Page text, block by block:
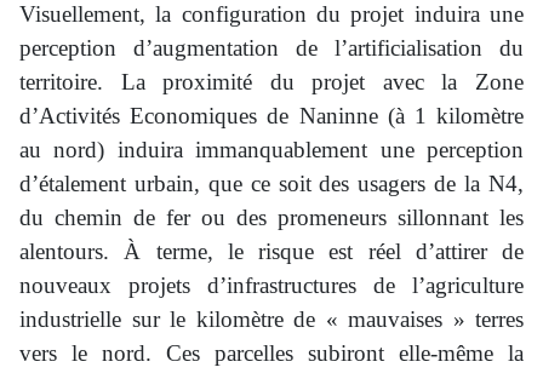
Visuellement, la configuration du projet induira une
perception d’augmentation de l’artificialisation du
territoire. La proximité du projet avec la Zone
d’Activités Economiques de Naninne (à 1 kilomètre
au nord) induira immanquablement une perception
d’étalement urbain, que ce soit des usagers de la N4,
du chemin de fer ou des promeneurs sillonnant les
alentours. À terme, le risque est réel d’attirer de
nouveaux projets d’infrastructures de l’agriculture
industrielle sur le kilomètre de « mauvaises » terres
vers le nord. Ces parcelles subiront elle-même la